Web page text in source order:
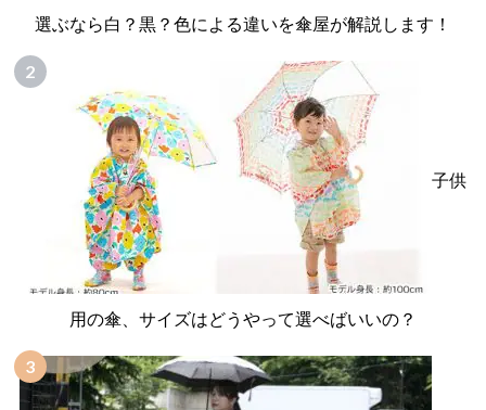
選ぶなら白？黒？色による違いを傘屋が解説します！
子供
用の傘、サイズはどうやって選べばいいの？